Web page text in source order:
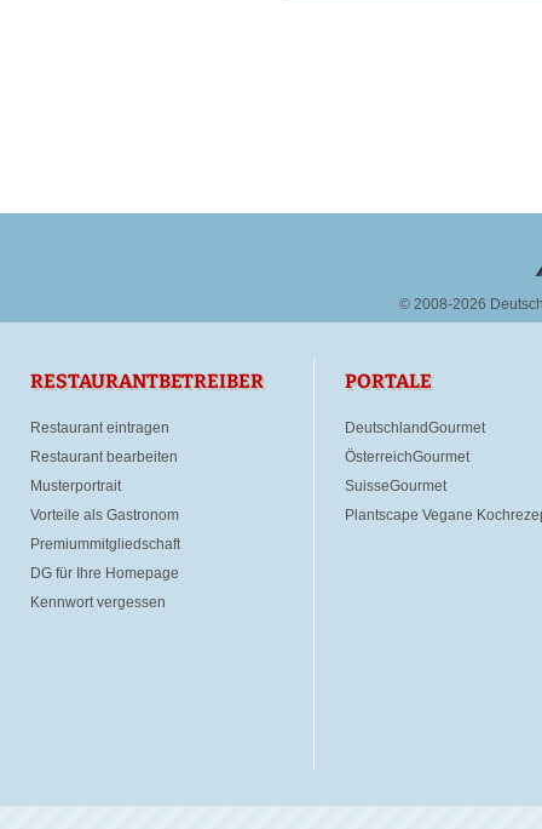
© 2008-2026
RESTAURANTBETREIBER
Restaurant eintragen
Restaurant bearbeiten
Musterportrait
Vorteile als Gastronom
Premiummitgliedschaft
DG für Ihre Homepage
Kennwort vergessen
PORTALE
DeutschlandGourmet
ÖsterreichGourmet
SuisseGourmet
Plantscape Vegane